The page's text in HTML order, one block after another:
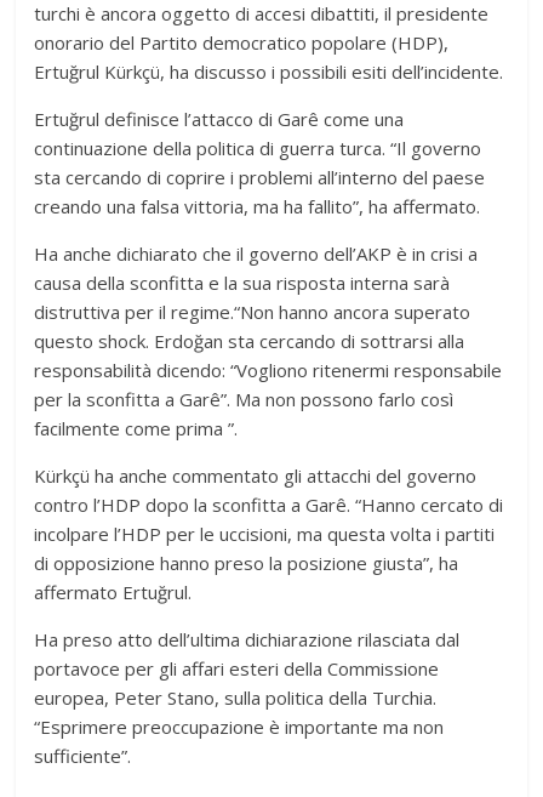
turchi è ancora oggetto di accesi dibattiti, il presidente
onorario del Partito democratico popolare (HDP),
Ertuğrul Kürkçü, ha discusso i possibili esiti dell’incidente.
Ertuğrul definisce l’attacco di Garê come una
continuazione della politica di guerra turca. “Il governo
sta cercando di coprire i problemi all’interno del paese
creando una falsa vittoria, ma ha fallito”, ha affermato.
Ha anche dichiarato che il governo dell’AKP è in crisi a
causa della sconfitta e la sua risposta interna sarà
distruttiva per il regime.“Non hanno ancora superato
questo shock. Erdoğan sta cercando di sottrarsi alla
responsabilità dicendo: “Vogliono ritenermi responsabile
per la sconfitta a Garê”. Ma non possono farlo così
facilmente come prima ”.
Kürkçü ha anche commentato gli attacchi del governo
contro l’HDP dopo la sconfitta a Garê. “Hanno cercato di
incolpare l’HDP per le uccisioni, ma questa volta i partiti
di opposizione hanno preso la posizione giusta”, ha
affermato Ertuğrul.
Ha preso atto dell’ultima dichiarazione rilasciata dal
portavoce per gli affari esteri della Commissione
europea, Peter Stano, sulla politica della Turchia.
“Esprimere preoccupazione è importante ma non
sufficiente”.